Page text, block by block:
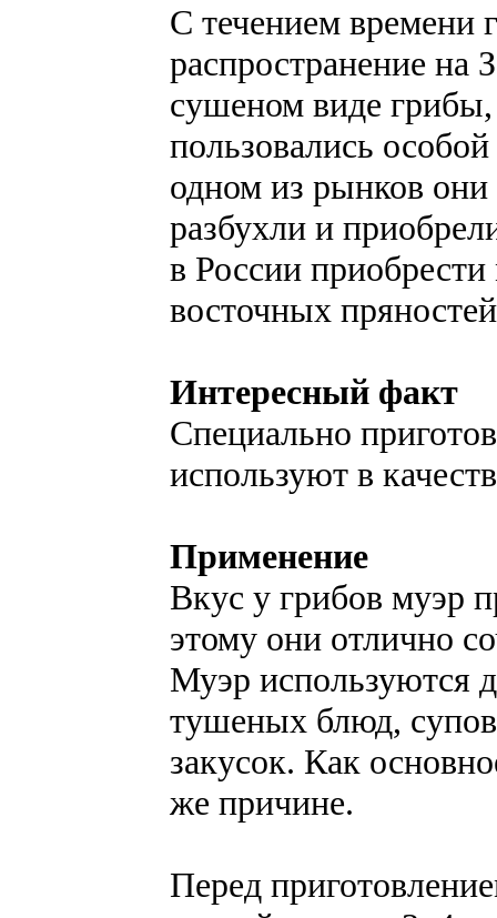
С течением времени
распространение на
сушеном виде
пользовались
одном из рынков они
разбухли и
в России
восточных
Интересный факт
Специально
используют в
Применение
Вкус у грибов муэр
этому они отлично
Муэр используются
тушеных блюд,
закусок. Как
же причине.
Перед